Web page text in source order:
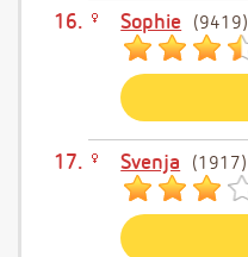
Sophie 9419
Svenja 1917